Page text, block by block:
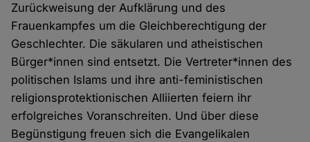
Zurückweisung der Aufklärung und des
Frauenkampfes um die Gleichberechtigung der
Geschlechter. Die säkularen und atheistischen
Bürger*innen sind entsetzt. Die Vertreter*innen des
politischen Islams und ihre anti-feministischen
religionsprotektionischen Alliierten feiern ihr
erfolgreiches Voranschreiten. Und über diese
Begünstigung freuen sich die Evangelikalen